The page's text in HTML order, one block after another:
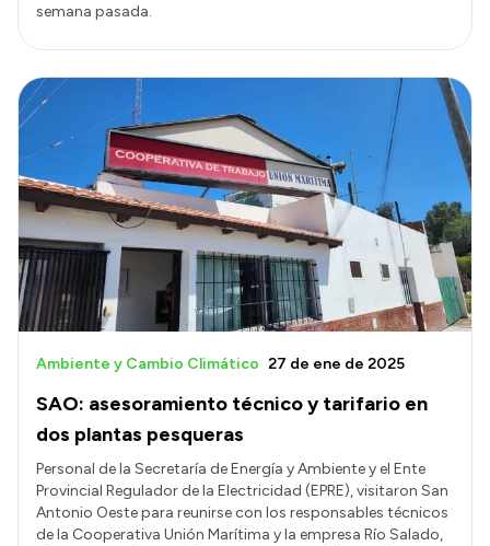
semana pasada.
SAO: asesoramiento técnico y tarifario en
dos plantas pesqueras
Ambiente y Cambio Climático 27 de ene de 2025
Personal de la Secretaría de Energía y Ambiente y el Ente
Provincial Regulador de la Electricidad (EPRE), visitaron San
Antonio Oeste para reunirse con los responsables técnicos
de la Cooperativa Unión Marítima y la empresa Río Salado,